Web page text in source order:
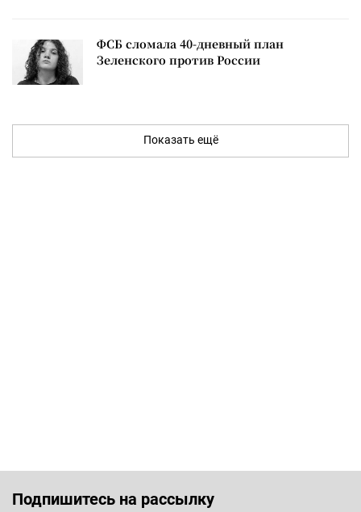
ФСБ сломала 40-дневный план
Зеленского против России
Показать ещё
Подпишитесь на рассылку